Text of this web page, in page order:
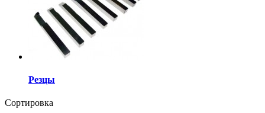
Резцы
Сортировка